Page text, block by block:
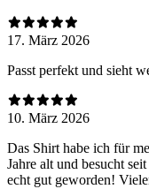
17. März 2026
Passt perfekt und sieht
10. März 2026
Das Shirt habe ich für
Jahre alt und besucht
echt gut geworden!